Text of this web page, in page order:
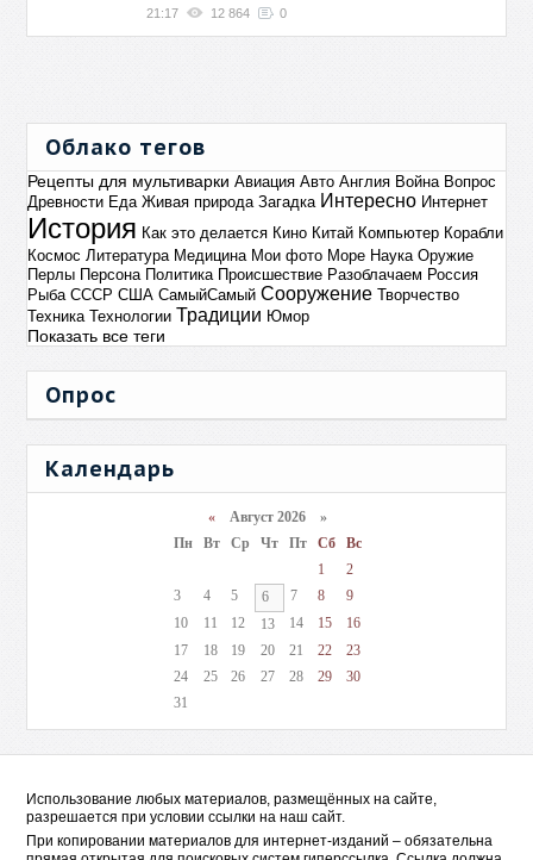
21:17 12 864 0
Облако тегов
Рецепты для мультиварки Авиация Авто Англия Война Вопрос
Древности Еда Живая природа Загадка Интересно Интернет
История Как это делается Кино Китай Компьютер Корабли
Космос Литература Медицина Мои фото Море Наука Оружие
Перлы Персона Политика Происшествие Разоблачаем Россия
Рыба СССР США СамыйСамый Сооружение Творчество
Техника Технологии Традиции Юмор
Показать все теги
Опрос
Календарь
«Август 2026 »
Пн
Вт Ср Чт Пт Сб
Вс
1
2
3
4 5 6 7 8
9
10
11 12 13 14 15
16
17
18 19 20 21 22
23
24
25 26 27 28 29
30
31
Использование любых материалов, размещённых на сайте,
разрешается при условии ссылки на наш сайт.
При копировании материалов для интернет-изданий – обязательна